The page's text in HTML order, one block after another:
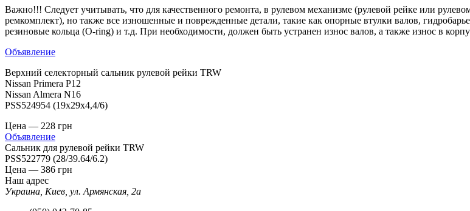
Важно!!! Следует учитывать, что для качественного ремонта, в рулевом механизме (рулевой рейке или
ремкомплект), но также все изношенные и поврежденные детали, такие как опорные втулки валов,
резиновые кольца (O-ring) и т.д. При необходимости, должен быть устранен износ валов, а также износ в
Объявление
Верхний селекторный сальник рулевой рейки TRW
Nissan Primera P12
Nissan Almera N16
PSS524954 (19x29x4,4/6)
Цена — 228 грн
Объявление
Сальник для рулевой рейки TRW
PSS522779 (28/39.64/6.2)
Цена — 386 грн
Наш адрес
Украина, Киев, ул. Армянская, 2а